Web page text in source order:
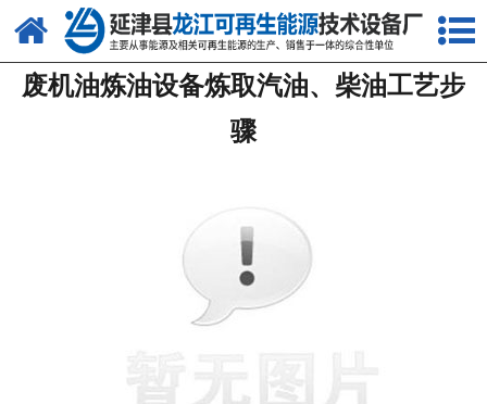
网站首页
关于我们
废机油炼油设备炼取汽油、柴油工艺步
骤